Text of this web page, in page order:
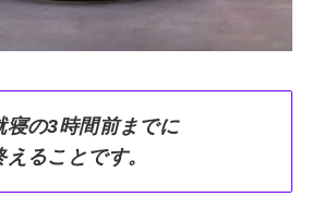
寝の3時間前までに
ることです。